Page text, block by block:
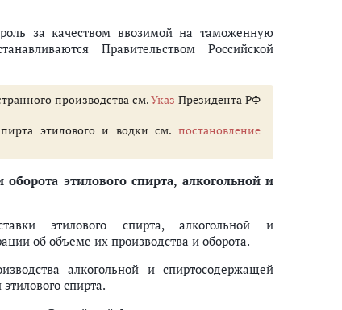
за качеством ввозимой на таможенную
Правительством Российской
производства см.Указ Президента РФ
этилового и водки см. постановление
этилового спирта, алкогольной и
этилового спирта, алкогольной и
об объеме их производства и оборота.
алкогольной и спиртосодержащей
спирта.